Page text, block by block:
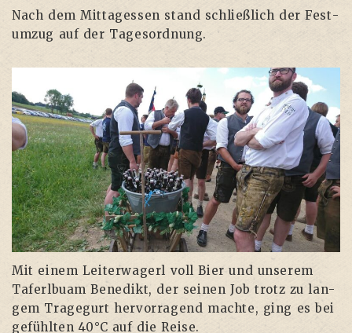
Nach dem Mit­tag­essen stand schließ­lich der Fest­
um­zug auf der Tagesordnung.
Mit einem Lei­ter­wa­gerl voll Bier und unse­rem
Taferl­buam Bene­dikt, der sei­nen Job trotz zu lan­
gem Tra­ge­gurt her­vor­ra­gend mach­te, ging es bei
gefühl­ten 40°C auf die Reise.